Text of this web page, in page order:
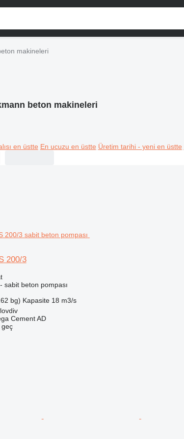
makineleri
beton makineleri
en üstte En ucuzu en üstte Üretim tarihi - yeni en üstte
200/3
sabit beton pompası
bg) Kapasite 18 m3/s
Cement AD
geç